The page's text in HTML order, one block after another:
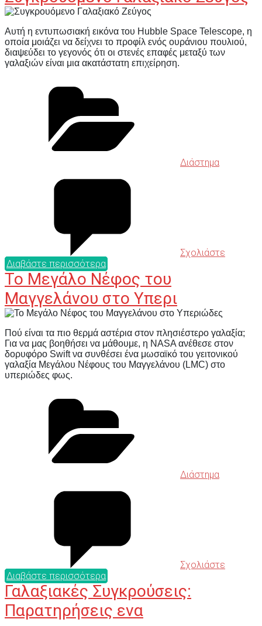
Αυτή η εντυπωσιακή εικόνα του Hubble Space Telescope, η
οποία μοιάζει να δείχνει το προφίλ ενός ουράνιου πουλιού,
διαψεύδει το γεγονός ότι οι στενές επαφές μεταξύ των
γαλαξιών είναι μια ακατάστατη επιχείρηση.
Διάστημα
Σχολιάστε
Διαβάστε περισσότερα
Το Μεγάλο Νέφος του
Μαγγελάνου στο Υπερι
Πού είναι τα πιο θερμά αστέρια στον πλησιέστερο γαλαξία;
Για να μας βοηθήσει να μάθουμε, η NASA ανέθεσε στον
δορυφόρο Swift να συνθέσει ένα μωσαϊκό του γειτονικού
γαλαξία Μεγάλου Νέφους του Μαγγελάνου (LMC) στο
υπεριώδες φως.
Διάστημα
Σχολιάστε
Διαβάστε περισσότερα
Γαλαξιακές Συγκρούσεις:
Παρατηρήσεις ενα